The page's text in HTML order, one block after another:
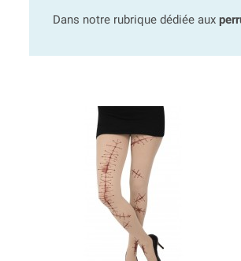
Dans notre rubrique dédiée aux